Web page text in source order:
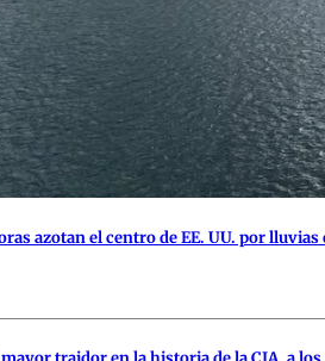
azotan el centro de EE. UU. por lluvias